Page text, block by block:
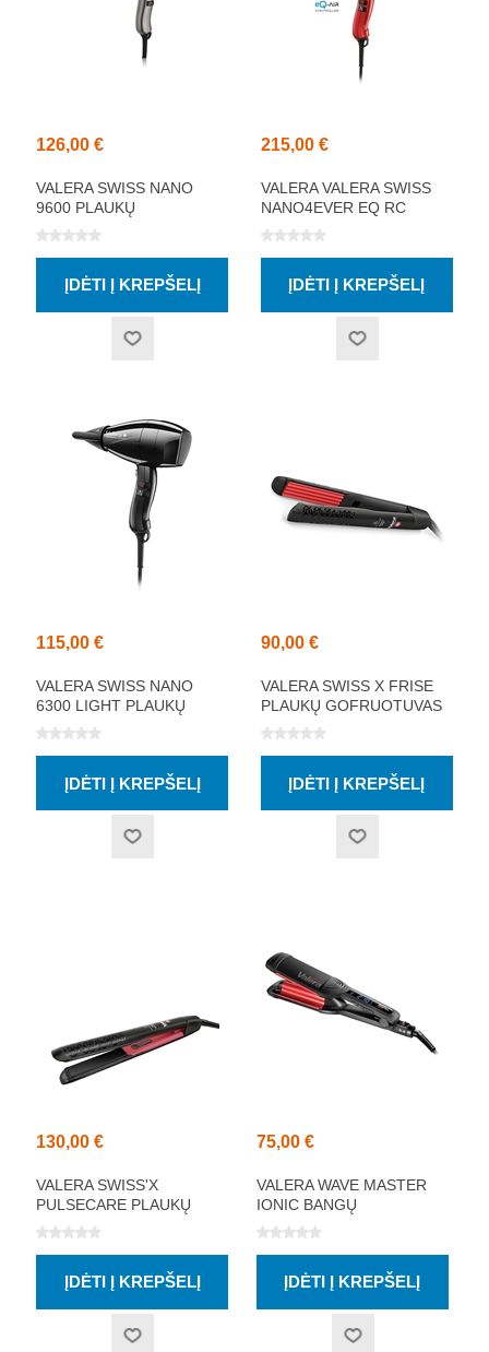
126,00 €
VALERA SWISS NANO
9600 PLAUKŲ
DŽIOVINTUVAS
215,00 €
VALERA VALERA SWISS
NANO4EVER EQ RC
PLAUKŲ DŽIOVINTUVAS
115,00 €
VALERA SWISS NANO
6300 LIGHT PLAUKŲ
DŽIOVINTUVAS
90,00 €
VALERA SWISS X FRISE
PLAUKŲ GOFRUOTUVAS
130,00 €
VALERA SWISS'X
PULSECARE PLAUKŲ
TIESINTUVAS
75,00 €
VALERA WAVE MASTER
IONIC BANGŲ
FORMAVIMO ŽNYPLĖS